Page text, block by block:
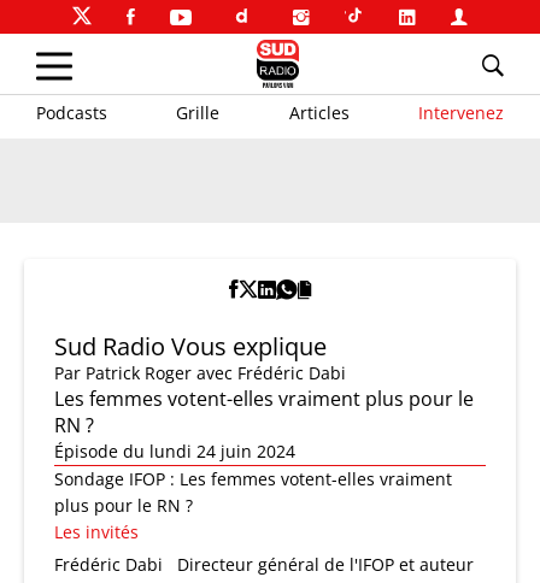
Podcasts Grille Articles Intervenez
Sud Radio Vous explique
Par Patrick Roger avec Frédéric Dabi
Les femmes votent-elles vraiment plus pour le
RN ?
Épisode du lundi 24 juin 2024
Sondage IFOP : Les femmes votent-elles vraiment
plus pour le RN ?
Les invités
Frédéric Dabi
Directeur général de l'IFOP et auteur